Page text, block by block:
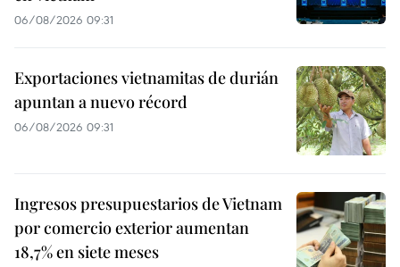
06/08/2026 09:31
Exportaciones vietnamitas de durián
apuntan a nuevo récord
06/08/2026 09:31
Ingresos presupuestarios de Vietnam
por comercio exterior aumentan
18,7% en siete meses